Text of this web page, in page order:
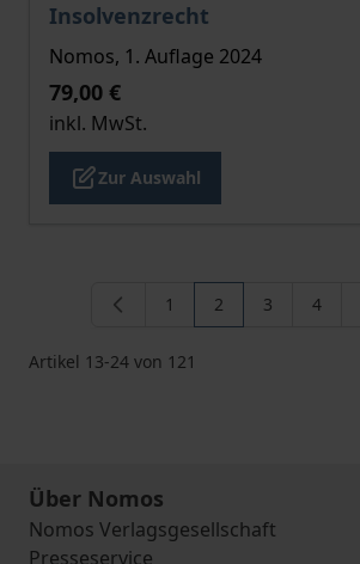
Insolvenzrecht
Nomos, 1. Auflage 2024
79,00 €
inkl. MwSt.
Zur Auswahl
Artikel 13-24 von 121
Seite
1 Sie lesen gerade
2 Seite
3 Seite
4
Über Nomos
Nomos Verlagsgesellschaft
Presseservice